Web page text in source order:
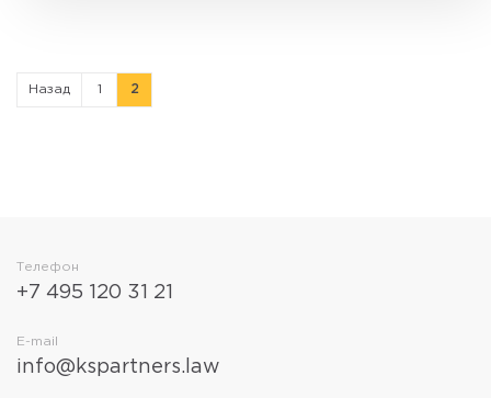
Назад 1 2
Телефон
+7 495 120 31 21
E-mail
info@kspartners.law